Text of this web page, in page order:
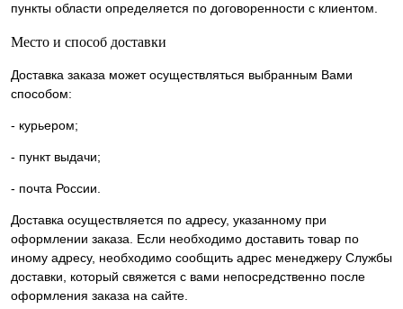
пункты области определяется по договоренности с клиентом.
Место и способ доставки
Доставка заказа может осуществляться выбранным Вами
способом:
- курьером;
- пункт выдачи;
- почта России.
Доставка осуществляется по адресу, указанному при
оформлении заказа. Если необходимо доставить товар по
иному адресу, необходимо сообщить адрес менеджеру Службы
доставки, который свяжется с вами непосредственно после
оформления заказа на сайте.